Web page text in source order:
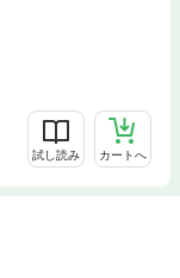
試し読み カートへ